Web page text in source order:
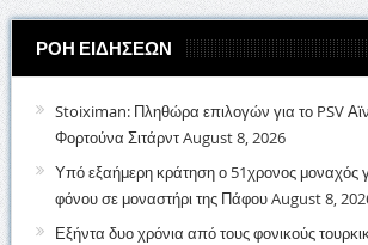
ΡΟΗ ΕΙΔΗΣΕΩΝ
Stoiximan: Πληθώρα επιλογών για το PSV
Φορτούνα ΣιτάρντAugust 8, 2026
Υπό εξαήμερη κράτηση ο 51χρονος μοναχός
φόνου σε μοναστήρι της ΠάφουAugust 8,
Εξήντα δυο χρόνια από τους φονικούς